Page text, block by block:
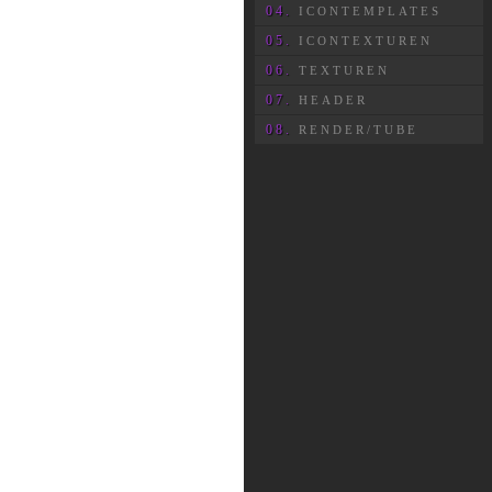
04. ICONTEMPLATES
05. ICONTEXTUREN
06. TEXTUREN
07. HEADER
08. RENDER/TUBE